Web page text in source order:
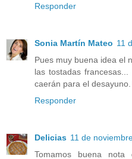
Responder
Sonia Martín Mateo 11
Pues muy buena idea el
las tostadas
caerán para el
Responder
Delicias 11 de
Tomamos buena